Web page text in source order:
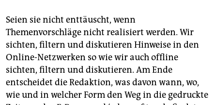
Seien sie nicht enttäuscht, wenn
Themenvorschläge nicht realisiert werden. Wir
sichten, filtern und diskutieren Hinweise in den
Online-Netzwerken so wie wir auch offline
sichten, filtern und diskutieren. Am Ende
entscheidet die Redaktion, was davon wann, wo,
wie und in welcher Form den Weg in die gedruckte